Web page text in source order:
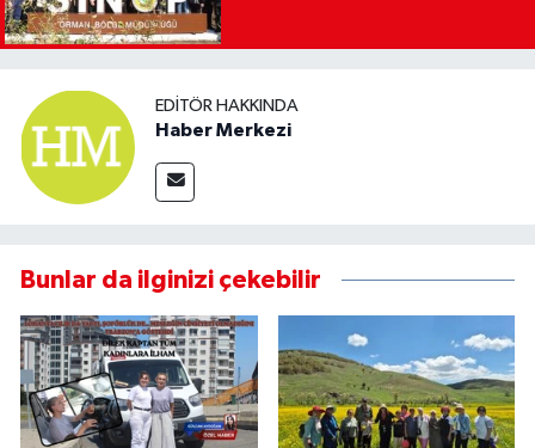
EDITÖR HAKKINDA
Haber Merkezi
Bunlar da ilginizi çekebilir